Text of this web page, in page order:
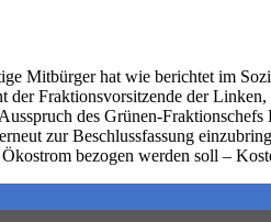
Mitbürger hat wie berichtet im
Fraktionsvorsitzende der
des Grünen-
zur Beschlussfassung
bezogen werden soll –